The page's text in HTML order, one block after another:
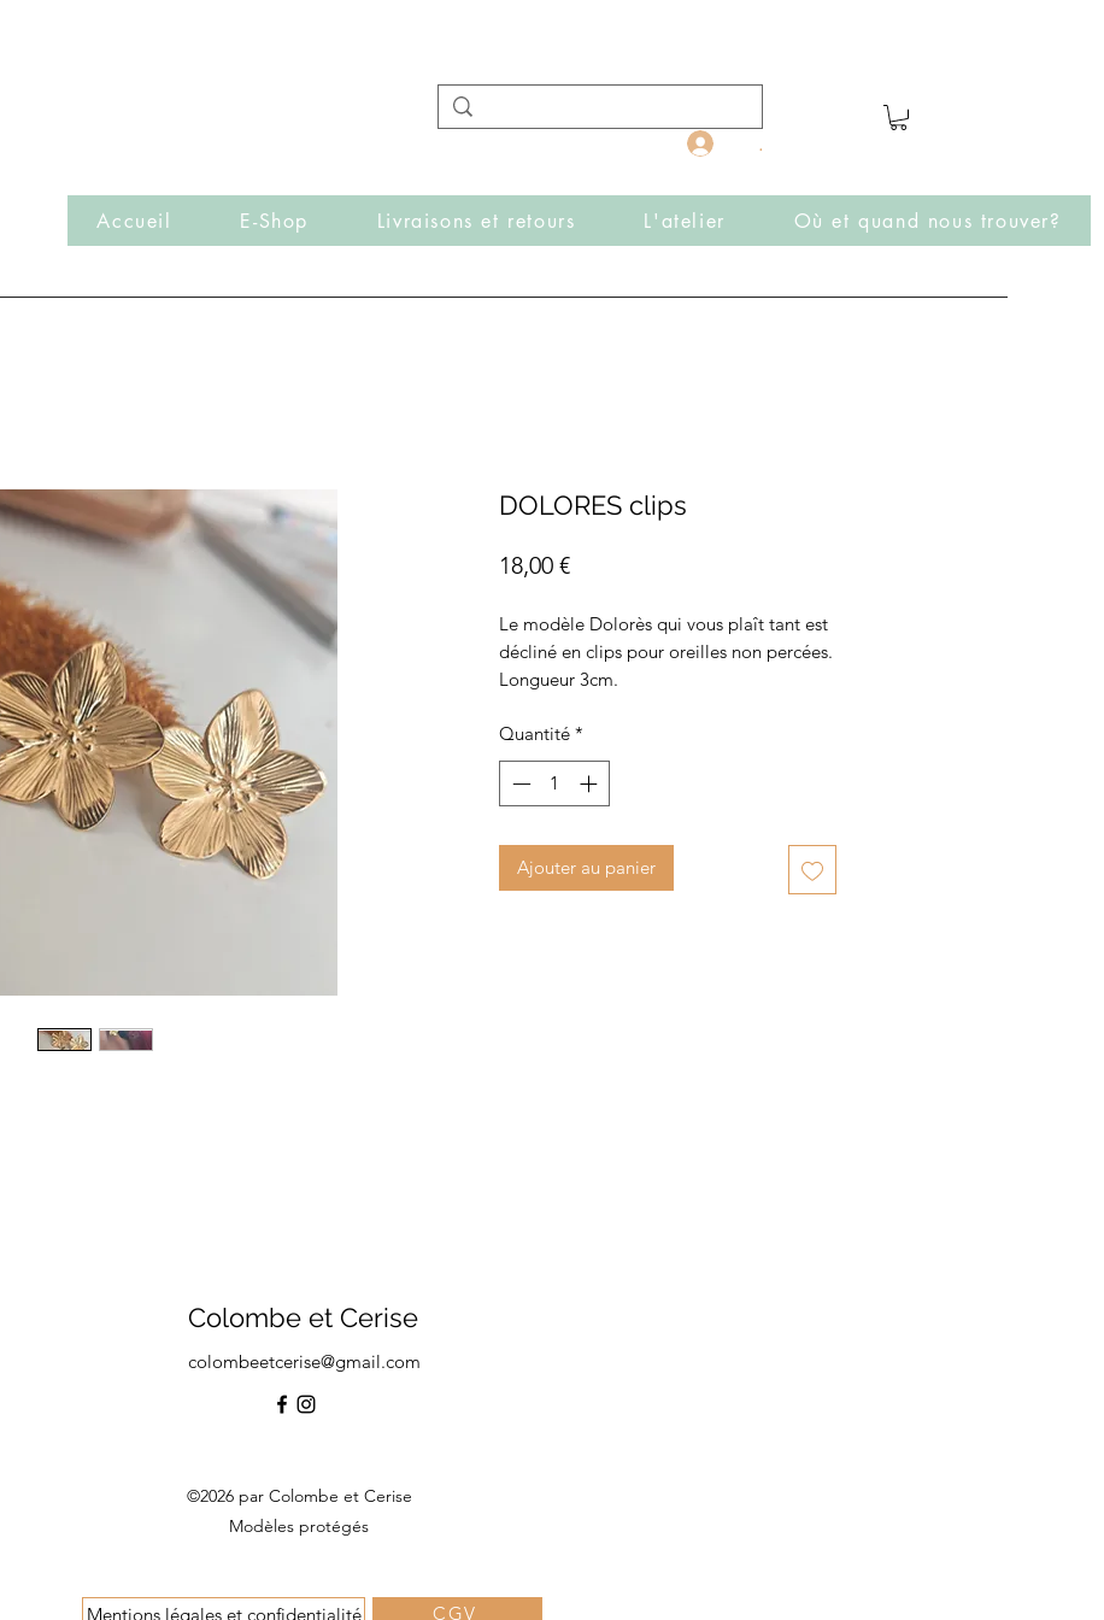
.
Accueil E-Shop Livraisons et retours L'atelier Où et quand nous trouver?
DOLORES clips
18,00 €Prix
Le modèle Dolorès qui vous plaît tant est
décliné en clips pour oreilles non percées.
Longueur 3cm.
Quantité *
Ajouter au panier
Colombe et Cerise
colombeetcerise@gmail.com
©2026 par Colombe et Cerise
Modèles protégés
Mentions légales et confidentialité CGV